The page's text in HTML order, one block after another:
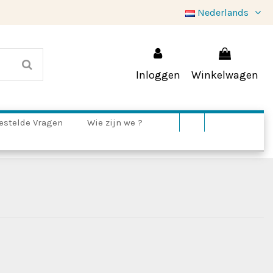
Nederlands
Inloggen Winkelwagen
Vragen Wie zijn we ?